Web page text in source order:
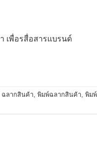
เพื่อรสื่อสารแบรนด์
ฉลากสินค้า, พิมพ์ฉลากสินค้า, พิม